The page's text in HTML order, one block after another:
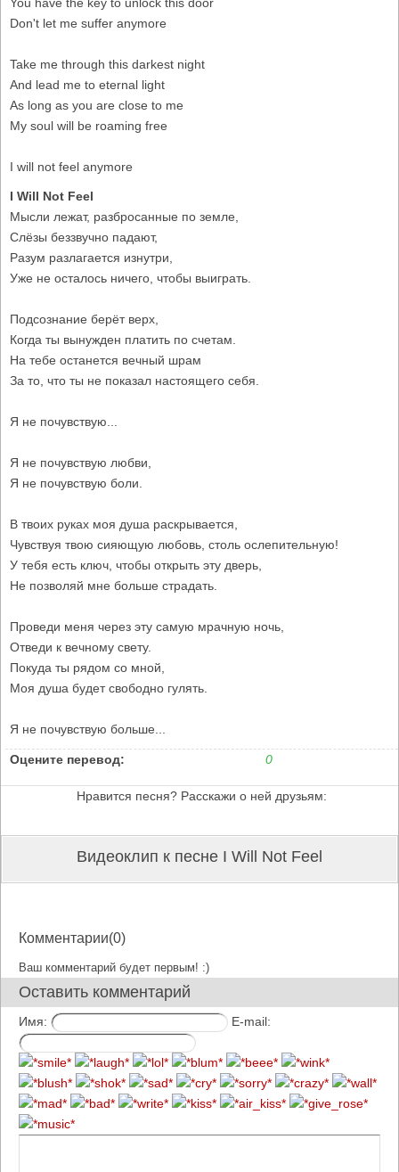
Don't let me suffer anymore
Take me through this darkest night
And lead me to eternal light
As long as you are close to me
My soul will be roaming free
I will not feel anymore
I Will Not Feel
Мысли лежат, разбросанные по земле,
Слёзы беззвучно падают,
Разум разлагается изнутри,
Уже не осталось ничего, чтобы выиграть.
Подсознание берёт верх,
Когда ты вынужден платить по счетам.
На тебе останется вечный шрам
За то, что ты не показал настоящего себя.
Я не почувствую...
Я не почувствую любви,
Я не почувствую боли.
В твоих руках моя душа раскрывается,
Чувствуя твою сияющую любовь, столь ослепительную!
У тебя есть ключ, чтобы открыть эту дверь,
Не позволяй мне больше страдать.
Проведи меня через эту самую мрачную ночь,
Отведи к вечному свету.
Покуда ты рядом со мной,
Моя душа будет свободно гулять.
Я не почувствую больше...
Оцените перевод: 0
Нравится песня? Расскажи о ней друзьям:
Видеоклип к песне I Will Not Feel
Комментарии(0)
Ваш комментарий будет первым! :)
Оставить комментарий
Имя: E-mail: